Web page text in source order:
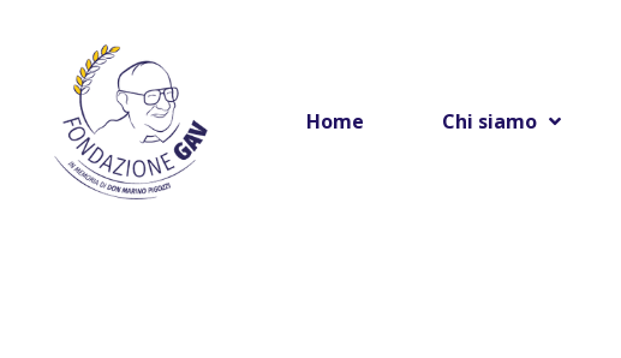
Home Chi siamo